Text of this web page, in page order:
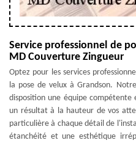
Service professionnel de
MD Couverture Zingueur
Optez pour les services
la pose de velux à Grandson.
disposition une équipe compétente
un résultat à la hauteur de vos
particulière à chaque détail de
étanchéité et une esthétique